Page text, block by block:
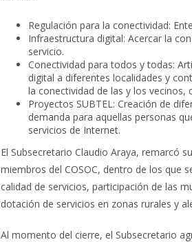
Regulación para la conectividad:
Infraestructura digital: Acercar la
servicio.
Conectividad para todos y todas:
digital a diferentes localidades y
la conectividad de las y los
Proyectos SUBTEL: Creación de
demanda para aquellas personas
servicios de Internet.
El Subsecretario Claudio Araya, remarcó
miembros del COSOC, dentro de los que
calidad de servicios, participación de las
dotación de servicios en zonas rurales y
Al momento del cierre, el Subsecretario